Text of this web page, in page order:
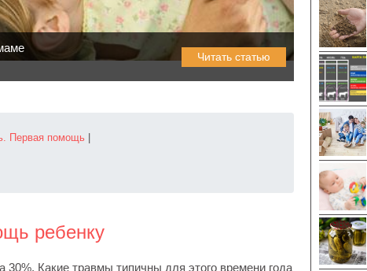
Читать статью
Первая помощь
ребенку
30%. Какие травмы типичны для этого времени года